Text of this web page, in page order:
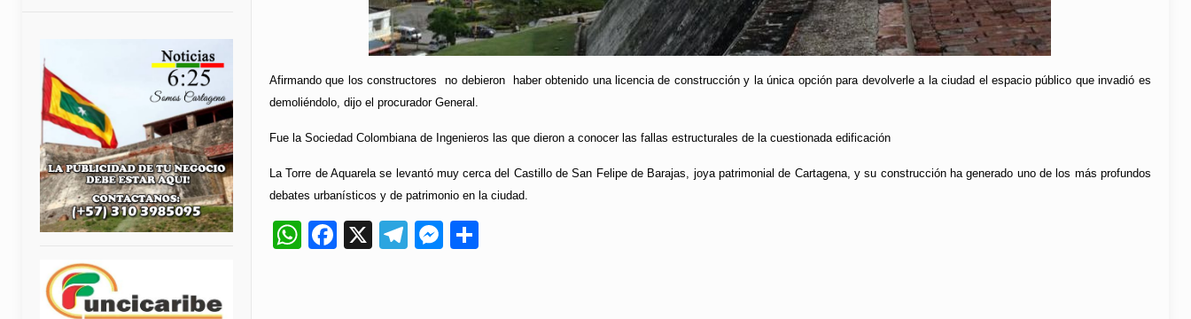
Afirmando que los constructores no debieron haber obtenido una licencia de construcción y la única opción para devolverle a la ciudad el espacio público que invadió es
demoliéndolo, dijo el procurador General.
Fue la Sociedad Colombiana de Ingenieros las que dieron a conocer las fallas estructurales de la cuestionada edificación
La Torre de Aquarela se levantó muy cerca del Castillo de San Felipe de Barajas, joya patrimonial de Cartagena, y su construcción ha generado uno de los más profundos
debates urbanísticos y de patrimonio en la ciudad.
WhatsApp
Facebook
X Telegram
Messenger